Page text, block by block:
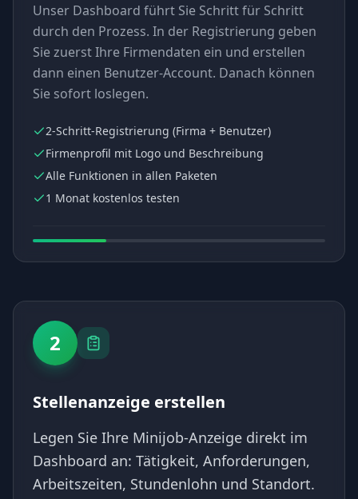
Unser Dashboard führt Sie Schritt für Schritt
durch den Prozess. In der Registrierung geben
Sie zuerst Ihre Firmendaten ein und erstellen
dann einen Benutzer-Account. Danach können
Sie sofort loslegen.
2-Schritt-Registrierung (Firma + Benutzer)
Firmenprofil mit Logo und Beschreibung
Alle Funktionen in allen Paketen
1 Monat kostenlos testen
2
Stellenanzeige erstellen
Legen Sie Ihre Minijob-Anzeige direkt im
Dashboard an: Tätigkeit, Anforderungen,
Arbeitszeiten, Stundenlohn und Standort.